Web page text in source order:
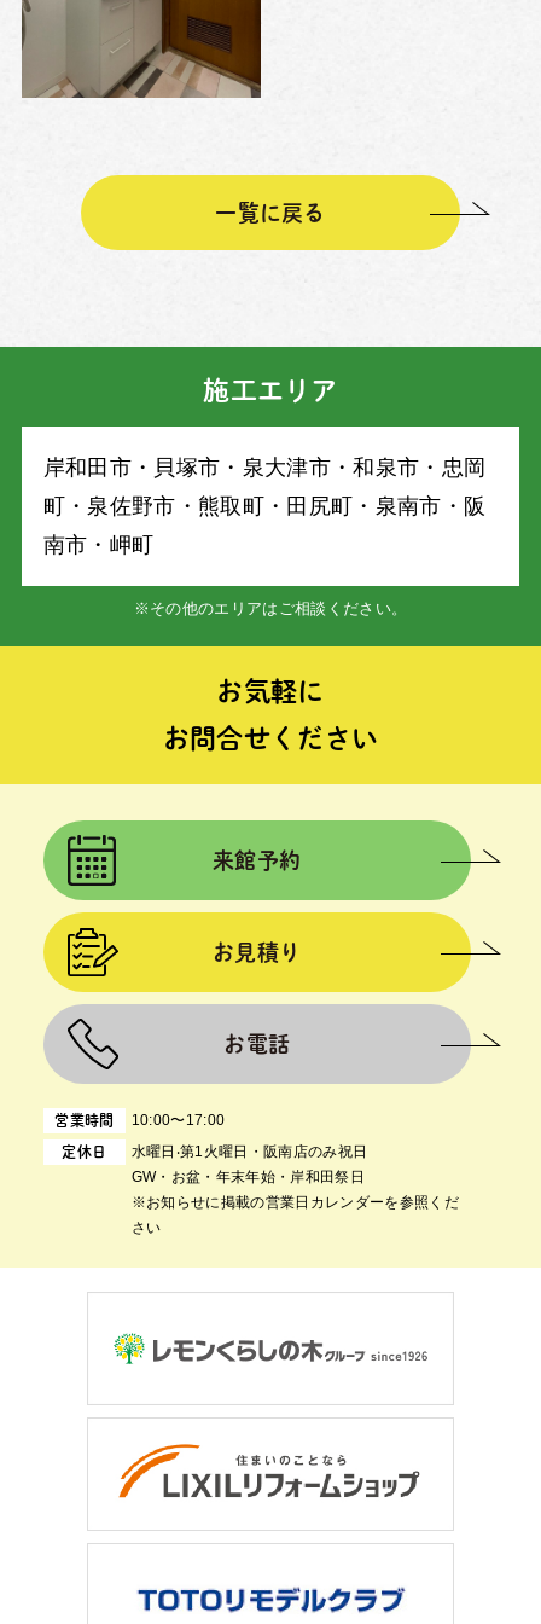
一覧に戻る
施工エリア
岸和⽥市・⾙塚市・泉⼤津市・和泉市・忠岡
町・泉佐野市・熊取町・⽥尻町・泉南市・阪
南市・岬町
※その他のエリアはご相談ください。
お気軽に
お問合せください
営業時間 10:00〜17:00
定休日
⽔曜⽇‧第1⽕曜⽇・阪南店のみ祝日
GW・お盆・年末年始・岸和田祭日
※お知らせに掲載の営業日カレンダーを参照くだ
さい
来館予約
お見積り
お電話